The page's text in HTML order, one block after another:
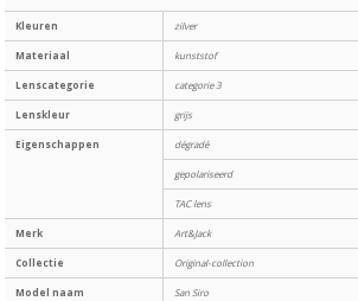
Kleuren zilver
Materiaal kunststof
Lenscategorie categorie 3
Lenskleur grijs
Eigenschappen dégradé
gepolariseerd
TAC lens
Merk Art&Jack
Collectie Original-collection
Model naam San Siro